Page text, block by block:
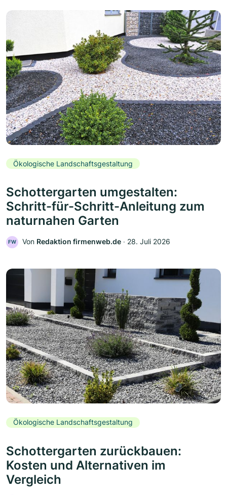
Ökologische Landschaftsgestaltung
Schottergarten umgestalten:
Schritt-für-Schritt-Anleitung zum
naturnahen Garten
FW Von Redaktion firmenweb.de ‧ 28. Juli 2026
Ökologische Landschaftsgestaltung
Schottergarten zurückbauen:
Kosten und Alternativen im
Vergleich